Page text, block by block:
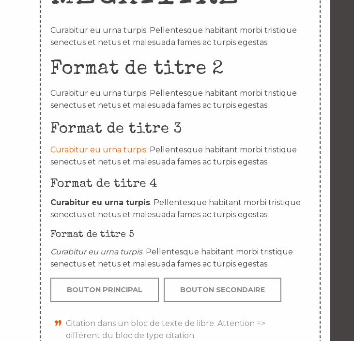
Curabitur eu urna turpis. Pellentesque habitant morbi tristique
senectus et netus et malesuada fames ac turpis egestas.
Format de titre 2
Curabitur eu urna turpis. Pellentesque habitant morbi tristique
senectus et netus et malesuada fames ac turpis egestas.
Format de titre 3
Curabitur eu urna turpis. Pellentesque habitant morbi tristique
senectus et netus et malesuada fames ac turpis egestas.
Format de titre 4
Curabitur eu urna turpis. Pellentesque habitant morbi tristique
senectus et netus et malesuada fames ac turpis egestas.
Format de titre 5
Curabitur eu urna turpis. Pellentesque habitant morbi tristique
senectus et netus et malesuada fames ac turpis egestas.
BOUTON PRINCIPAL BOUTON SECONDAIRE
Citation dans un bloc de texte de libre. Attention =>
différent du bloc de type citation.